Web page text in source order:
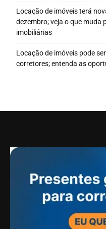
Locação de imóveis terá
dezembro; veja o que muda
imobiliárias
Locação de imóveis pode
corretores; entenda as